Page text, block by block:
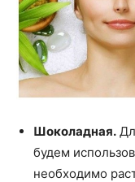
Шоколадная.
будем
необходимо